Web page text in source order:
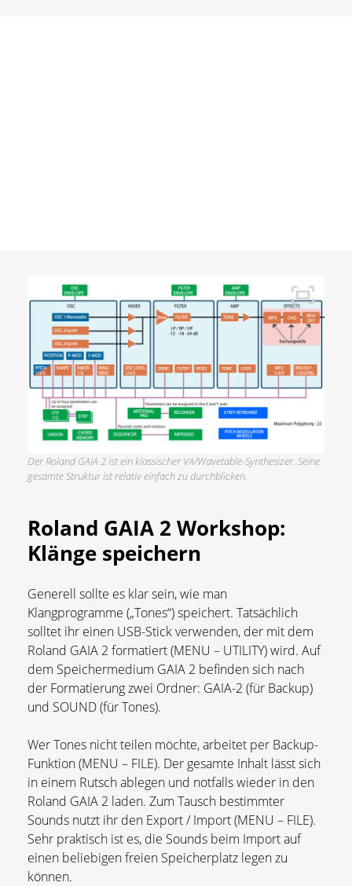
Der Roland GAIA 2 ist ein klassischer VA/Wavetable-Synthesizer. Seine
gesamte Struktur ist relativ einfach zu durchblicken.
Roland GAIA 2 Workshop:
Klänge speichern
Generell sollte es klar sein, wie man
Klangprogramme („Tones“) speichert. Tatsächlich
solltet ihr einen USB-Stick verwenden, der mit dem
Roland GAIA 2 formatiert (MENU – UTILITY) wird. Auf
dem Speichermedium GAIA 2 befinden sich nach
der Formatierung zwei Ordner: GAIA-2 (für Backup)
und SOUND (für Tones).
Wer Tones nicht teilen möchte, arbeitet per Backup-
Funktion (MENU – FILE). Der gesamte Inhalt lässt sich
in einem Rutsch ablegen und notfalls wieder in den
Roland GAIA 2 laden. Zum Tausch bestimmter
Sounds nutzt ihr den Export / Import (MENU – FILE).
Sehr praktisch ist es, die Sounds beim Import auf
einen beliebigen freien Speicherplatz legen zu
können.